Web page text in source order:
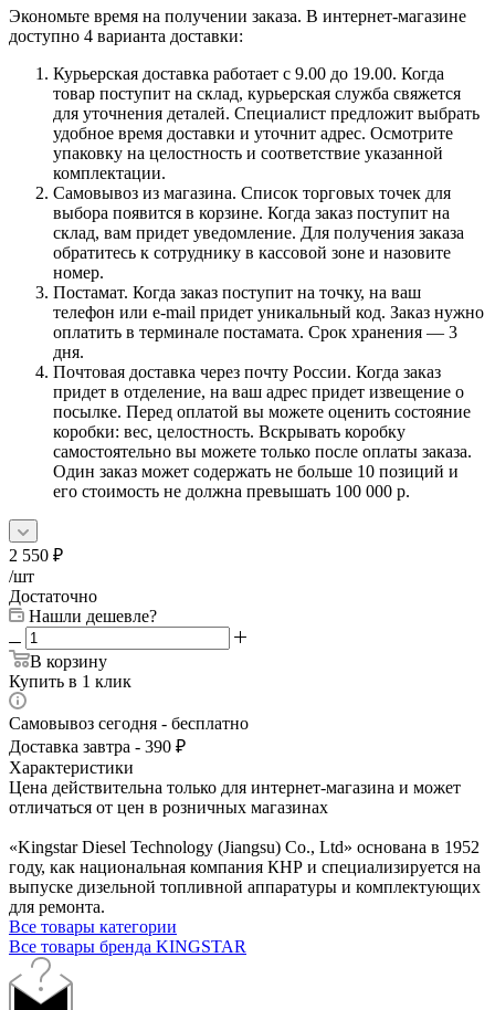
Экономьте время на получении заказа. В интернет-магазине
доступно 4 варианта доставки:
Курьерская доставка работает с 9.00 до 19.00. Когда
товар поступит на склад, курьерская служба свяжется
для уточнения деталей. Специалист предложит выбрать
удобное время доставки и уточнит адрес. Осмотрите
упаковку на целостность и соответствие указанной
комплектации.
Самовывоз из магазина. Список торговых точек для
выбора появится в корзине. Когда заказ поступит на
склад, вам придет уведомление. Для получения заказа
обратитесь к сотруднику в кассовой зоне и назовите
номер.
Постамат. Когда заказ поступит на точку, на ваш
телефон или e-mail придет уникальный код. Заказ нужно
оплатить в терминале постамата. Срок хранения — 3
дня.
Почтовая доставка через почту России. Когда заказ
придет в отделение, на ваш адрес придет извещение о
посылке. Перед оплатой вы можете оценить состояние
коробки: вес, целостность. Вскрывать коробку
самостоятельно вы можете только после оплаты заказа.
Один заказ может содержать не больше 10 позиций и
его стоимость не должна превышать 100 000 р.
2 550 ₽
/шт
Достаточно
Нашли дешевле?
В корзину
Купить в 1 клик
Самовывоз сегодня - бесплатно
Доставка завтра - 390 ₽
Характеристики
Цена действительна только для интернет-магазина и может
отличаться от цен в розничных магазинах
«Kingstar Diesel Technology (Jiangsu) Co., Ltd» основана в 1952
году, как национальная компания КНР и специализируется на
выпуске дизельной топливной аппаратуры и комплектующих
для ремонта.
Все товары категории
Все товары бренда KINGSTAR